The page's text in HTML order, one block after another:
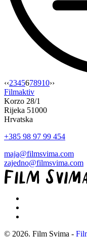
“Film
svima
i
Kultura
svima
na
University
of
Silesia
in
‹‹2345678910››
Filmaktiv
Korzo 28/1
Rijeka 51000
Hrvatska
+385 98 97 99 454
maja@filmsvima.com
zajedno@filmsvima.com
© 2026. Film Svima -